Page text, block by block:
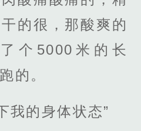
的很，那酸爽的
个5000米的长
的。
我的身体状态”